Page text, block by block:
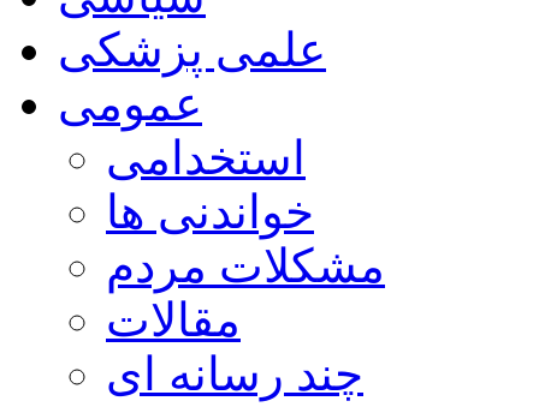
علمی پزشکی
عمومی
استخدامی
خواندنی ها
مشکلات مردم
مقالات
چند رسانه ای